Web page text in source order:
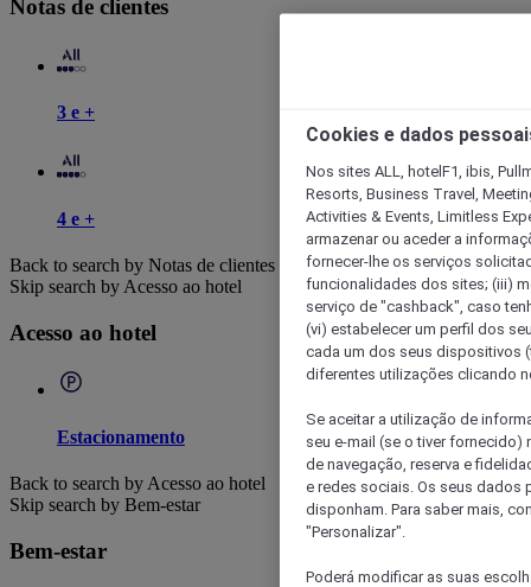
Notas de clientes
3 e +
4 e +
Back to search by Notas de clientes
Skip search by Acesso ao hotel
Acesso ao hotel
Estacionamento
Back to search by Acesso ao hotel
Skip search by Bem-estar
Bem-estar
Cookies e dados
Nos sites ALL, hotelF1, ibis,
Resorts, Business Travel,
Activities & Events, Limitless
armazenar ou aceder a
fornecer-lhe os serviços
funcionalidades dos sites; (iii)
serviço de "cashback", caso
(vi) estabelecer um perfil dos
cada um dos seus dispositivos
diferentes utilizações clicando
Se aceitar a utilização de
seu e-mail (se o tiver
de navegação, reserva e
e redes sociais. Os seus dados
disponham. Para saber mais,
"Personalizar".
Poderá modificar as suas